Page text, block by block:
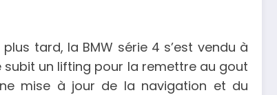
tard, la BMW série 4 s’est vendu à
subit un lifting pour la remettre au gout
mise à jour de la navigation et du